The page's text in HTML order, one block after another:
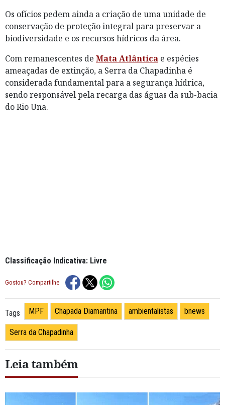
Os ofícios pedem ainda a criação de uma unidade de
conservação de proteção integral para preservar a
biodiversidade e os recursos hídricos da área.
Com remanescentes de Mata Atlântica e espécies
ameaçadas de extinção, a Serra da Chapadinha é
considerada fundamental para a segurança hídrica,
sendo responsável pela recarga das águas da sub-bacia
do Rio Una.
Classificação Indicativa: Livre
Gostou? Compartilhe
Tags MPF Chapada Diamantina ambientalistas bnews
Serra da Chapadinha
Leia também